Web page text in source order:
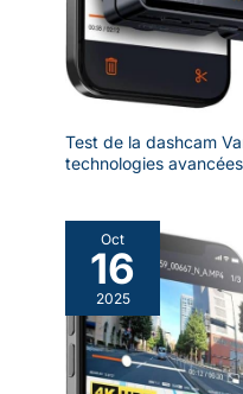
Test de la dashcam
technologies avancées
Oct
16
2025